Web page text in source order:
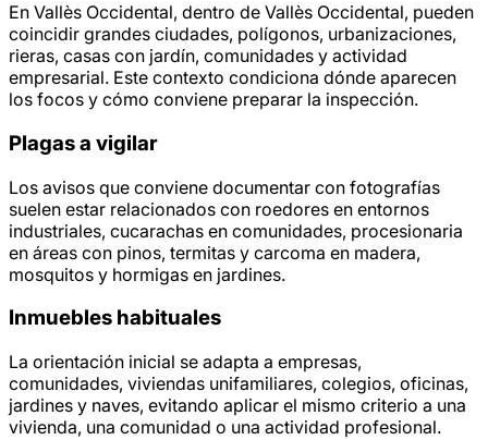
En Vallès Occidental, dentro de Vallès Occidental, pueden
coincidir grandes ciudades, polígonos, urbanizaciones,
rieras, casas con jardín, comunidades y actividad
empresarial. Este contexto condiciona dónde aparecen
los focos y cómo conviene preparar la inspección.
Plagas a vigilar
Los avisos que conviene documentar con fotografías
suelen estar relacionados con roedores en entornos
industriales, cucarachas en comunidades, procesionaria
en áreas con pinos, termitas y carcoma en madera,
mosquitos y hormigas en jardines.
Inmuebles habituales
La orientación inicial se adapta a empresas,
comunidades, viviendas unifamiliares, colegios, oficinas,
jardines y naves, evitando aplicar el mismo criterio a una
vivienda, una comunidad o una actividad profesional.